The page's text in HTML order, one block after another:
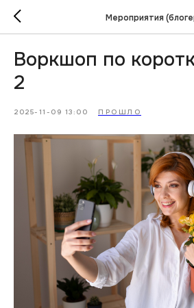
Мероприятия
Воркшоп по
2
2025-11-09 13:00 ПРОШЛО